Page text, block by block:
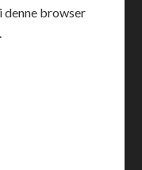
denne browser